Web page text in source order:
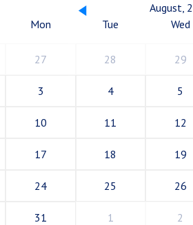
August,
Mon Tue Wed
27 28 29
3 4 5
10 11 12
17 18 19
24 25 26
31 1 2